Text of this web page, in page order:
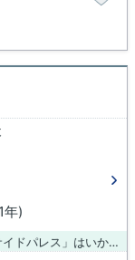
年)
あま市周辺にある物件をお求めの方は「パークサイドパレス」はいかがでしょうか。造りとデザインに関して、自信をもって情報を提供できるマンションです。どういった設備が必要で、どういった条件を望んでいるのか。ご希望の要素をできるだけ揃えた物件をご紹介致します。